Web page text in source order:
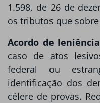
1.598, de 26 de
os tributos que
Acordo de
caso de atos
federal ou
identificação dos
célere de provas.